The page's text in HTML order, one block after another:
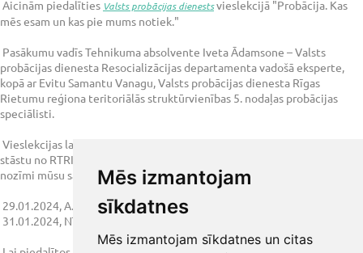
Mēs izmantojam
sīkdatnes
Mēs izmantojam sīkdatnes un citas
Aicinām piedalīties Valsts probācijas dienestsvieslekcijā "Probācija. Kas
mēs esam un kas pie mums notiek."
Pasākumu vadīs Tehnikuma absolvente Iveta Ādamsone – Valsts
probācijas dienesta Resocializācijas departamenta vadošā eksperte,
kopā ar Evitu Samantu Vanagu, Valsts probācijas dienesta Rīgas
Rietumu reģiona teritoriālās struktūrvienības 5. nodaļas probācijas
speciālisti.
Vieslekcijas laikā Iveta Ādamsone dalīsies ar savu aizraujošo absolventa
stāstu no RTRIT, sniedzot ieskatu probācijas darba specifiku un tā
nozīmi mūsu sabiedrībā.
29.01.2024, A.Deglava 41a aktu zālē, plkst. 10:20
31.01.2024, Nīcgales 26 Tumšā aktu zālē, plkst. 10:20.